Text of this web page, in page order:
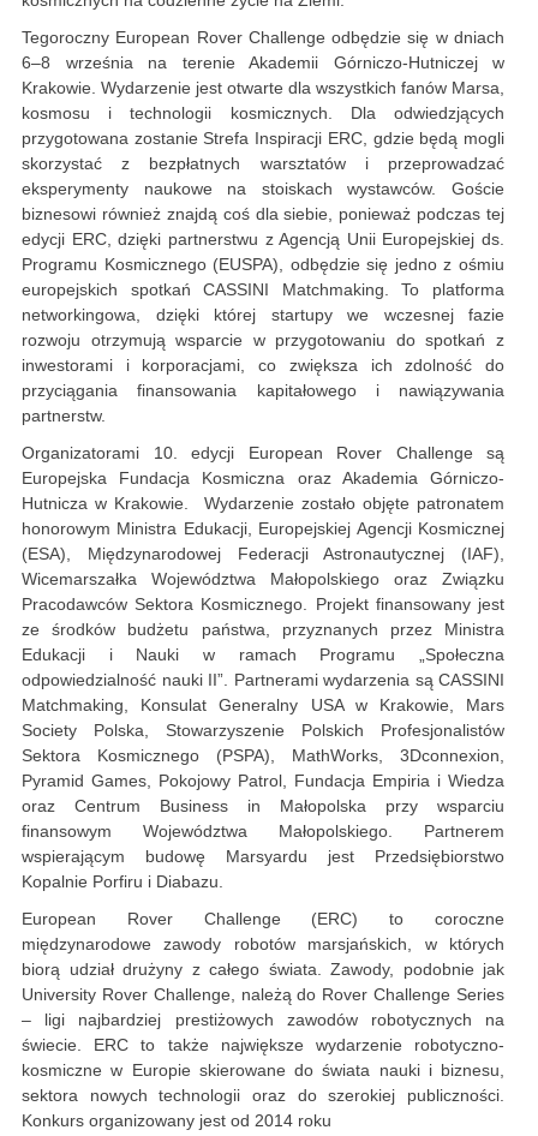
Tegoroczny European Rover Challenge odbędzie się w dniach
6–8 września na terenie Akademii Górniczo-Hutniczej w
Krakowie. Wydarzenie jest otwarte dla wszystkich fanów Marsa,
kosmosu i technologii kosmicznych. Dla odwiedzjących
przygotowana zostanie Strefa Inspiracji ERC, gdzie będą mogli
skorzystać z bezpłatnych warsztatów i przeprowadzać
eksperymenty naukowe na stoiskach wystawców. Goście
biznesowi również znajdą coś dla siebie, ponieważ podczas tej
edycji ERC, dzięki partnerstwu z Agencją Unii Europejskiej ds.
Programu Kosmicznego (EUSPA), odbędzie się jedno z ośmiu
europejskich spotkań CASSINI Matchmaking. To platforma
networkingowa, dzięki której startupy we wczesnej fazie
rozwoju otrzymują wsparcie w przygotowaniu do spotkań z
inwestorami i korporacjami, co zwiększa ich zdolność do
przyciągania finansowania kapitałowego i nawiązywania
partnerstw.
Organizatorami 10. edycji European Rover Challenge są
Europejska Fundacja Kosmiczna oraz Akademia Górniczo-
Hutnicza w Krakowie. Wydarzenie zostało objęte patronatem
honorowym Ministra Edukacji, Europejskiej Agencji Kosmicznej
(ESA), Międzynarodowej Federacji Astronautycznej (IAF),
Wicemarszałka Województwa Małopolskiego oraz Związku
Pracodawców Sektora Kosmicznego. Projekt finansowany jest
ze środków budżetu państwa, przyznanych przez Ministra
Edukacji i Nauki w ramach Programu „Społeczna
odpowiedzialność nauki II”. Partnerami wydarzenia są CASSINI
Matchmaking, Konsulat Generalny USA w Krakowie, Mars
Society Polska, Stowarzyszenie Polskich Profesjonalistów
Sektora Kosmicznego (PSPA), MathWorks, 3Dconnexion,
Pyramid Games, Pokojowy Patrol, Fundacja Empiria i Wiedza
oraz Centrum Business in Małopolska przy wsparciu
finansowym Województwa Małopolskiego. Partnerem
wspierającym budowę Marsyardu jest Przedsiębiorstwo
Kopalnie Porfiru i Diabazu.
European Rover Challenge (ERC) to coroczne
międzynarodowe zawody robotów marsjańskich, w których
biorą udział drużyny z całego świata. Zawody, podobnie jak
University Rover Challenge, należą do Rover Challenge Series
– ligi najbardziej prestiżowych zawodów robotycznych na
świecie. ERC to także największe wydarzenie robotyczno-
kosmiczne w Europie skierowane do świata nauki i biznesu,
sektora nowych technologii oraz do szerokiej publiczności.
Konkurs organizowany jest od 2014 roku